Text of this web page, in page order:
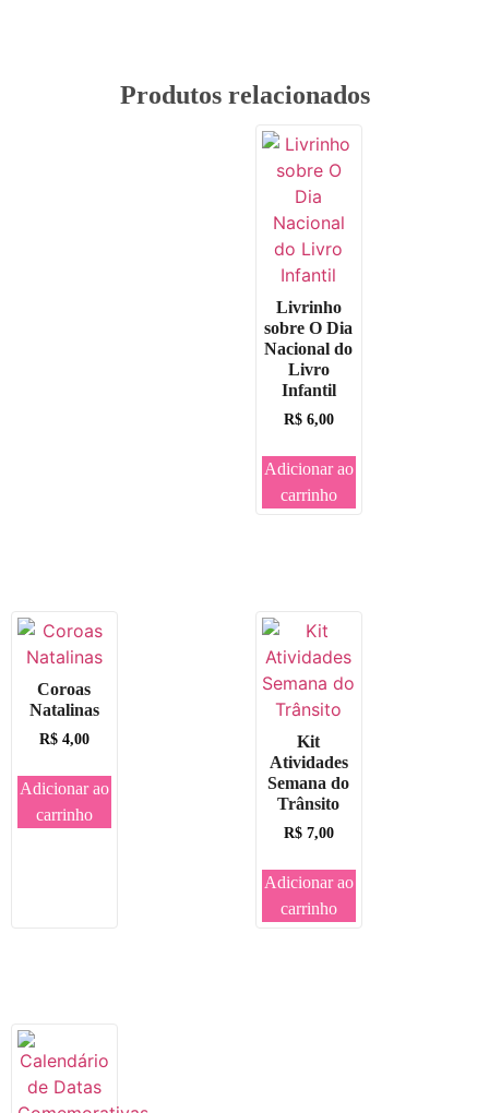
Produtos relacionados
Livrinho
sobre O Dia
Nacional do
Livro
Infantil
R$6,00
Adicionar ao
carrinho
Coroas
Natalinas
R$4,00
Adicionar ao
carrinho
Kit
Atividades
Semana do
Trânsito
R$7,00
Adicionar ao
carrinho